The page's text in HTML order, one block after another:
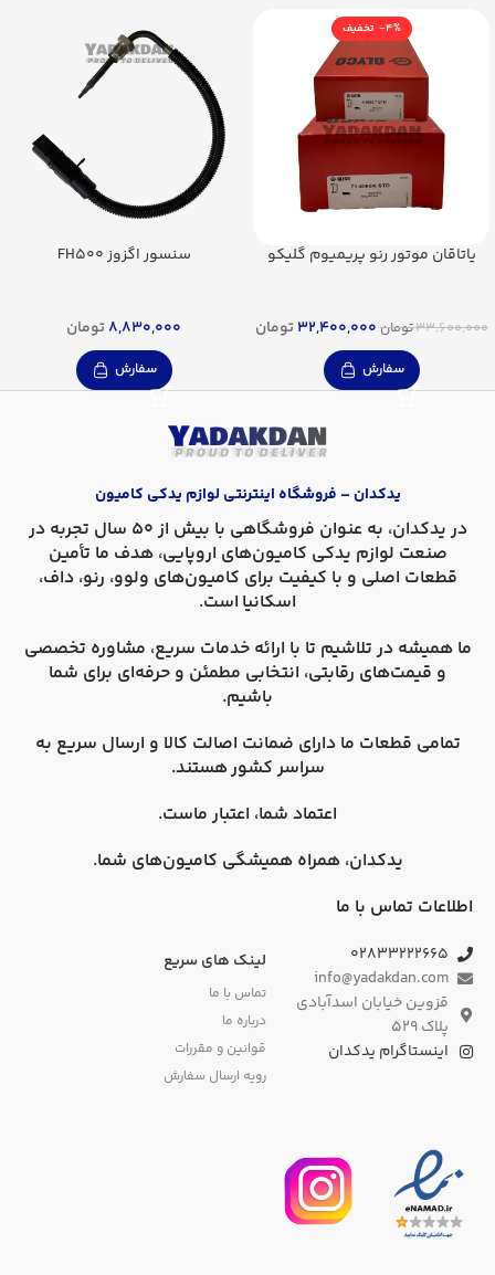
-4%
یاتاقان موتور رنو پریمیوم گلیکو
33,600,000تومان32,400,000 تومان
سفارش
سنسور اگزوز FH500
8,830,000تومان
سفارش
یدکدان – فروشگاه اینترنتی لوازم یدکی کامیون
در یدکدان
، به عنوان فروشگاهی با بیش از 50 سال تجربه در
صنعت لوازم یدکی کامیون‌های اروپایی، هدف ما تأمین
قطعات اصلی و با کیفیت برای کامیون‌های ولوو، رنو، داف،
اسکانیا است.
ما همیشه در تلاشیم تا با ارائه خدمات سریع، مشاوره تخصصی
و قیمت‌های رقابتی، انتخابی مطمئن و حرفه‌ای برای شما
باشیم.
تمامی قطعات ما دارای ضمانت اصالت کالا و ارسال سریع به
سراسر کشورهستند.
اعتماد شما، اعتبار ماست.
یدکدان، همراه همیشگی کامیون‌های شما.
اطلاعات تماس با ما
۰۲۸۳۳۲۲۲۶۶۵
info@yadakdan.com
قزوین خیابان اسدآبادی
پلاک ۵۲۹
اینستاگرام یدکدان
لینک های سریع
تماس با ما
درباره ما
قوانین و مقررات
رویه ارسال سفارش